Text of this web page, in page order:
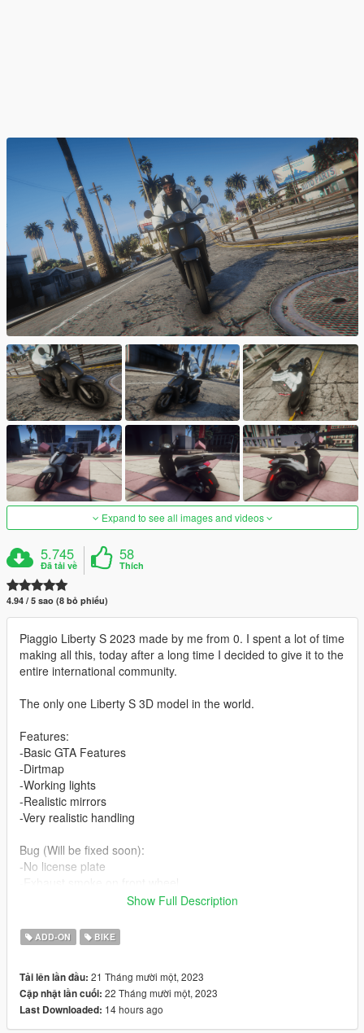
Expand to see all images and videos
5.745
Đã tải về
58
Thích
4.94 / 5 sao (8 bỏ phiếu)
Piaggio Liberty S 2023 made by me from 0. I spent a lot of time
making all this, today after a long time I decided to give it to the
entire international community.
The only one Liberty S 3D model in the world.
Features:
-Basic GTA Features
-Dirtmap
-Working lights
-Realistic mirrors
-Very realistic handling
Bug (Will be fixed soon):
-No license plate
-create folder named "libertys" in update/x64/dlcpacks
-copy dlc.rpf in libertys folder
update\update.rpf\common\data\dlclist.xml
-spawn car by "libertys"
Installation for Replace:
Show Full Description
ADD-ON BIKE
Tải lên lần đầu: 21 Tháng mười một, 2023
Cập nhật lần cuối: 22 Tháng mười một, 2023
Last Downloaded: 14 hours ago